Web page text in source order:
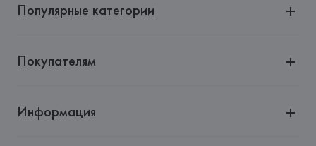
Популярные категории
Покупателям
Информация